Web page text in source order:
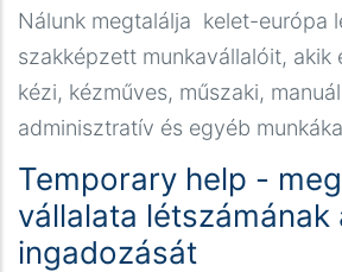
Nálunk megtalálja kelet-európa
szakképzett munkavállalóit,
kézi, kézműves, műszaki,
adminisztratív és egyéb
Temporary help -
vállalata létszámának
ingadozását